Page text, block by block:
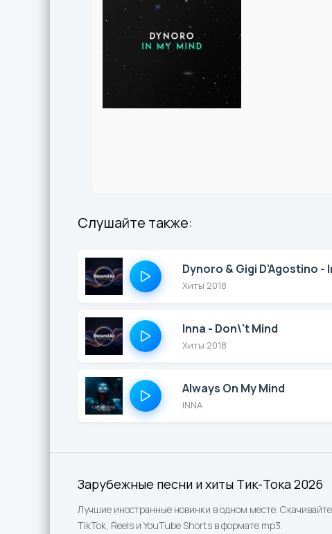
Зарубежные песни и хиты Тик-Тока 2026
Лучшие иностранные новинки в одном месте.
TikTok, Reels и YouTube Shorts в формате mp3.
Слушайте также:
Dynoro & Gigi D’Agostino -
Хиты 2018
Inna - Don\'t Mind
Хиты 2018
Always On My Mind
INNA